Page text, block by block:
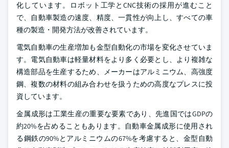
化しています。ロボット工学とCNC技術の採用が進むこと
で、自動車製造の速度、精度、一貫性が向上し、すべての車
種の製造・開発方法が改善されています。
電気自動車の生産増加も金型自動化の市場を変化させていま
す。電気自動車は軽量材料をより多く必要とし、より複雑な
構造部品を生産するため、メーカーはアルミニウム、高強度
鋼、複数の材料の組み合わせを扱うための高度なプレスに投
資しています。
金属成形は工業生産の重要な要素であり、先進国ではGDPの
約20%を占めることもあります。自動車金属成形に使用され
る鋼鉄の90%とアルミニウムの67%を考慮すると、金型自動